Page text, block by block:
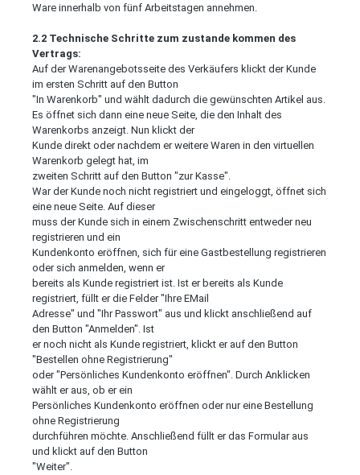
Ware innerhalb von fünf Arbeitstagen annehmen.
2.2 Technische Schritte zum zustande kommen des
Vertrags:
Auf der Warenangebotsseite des Verkäufers klickt der Kunde
im ersten Schritt auf den Button
"In Warenkorb" und wählt dadurch die gewünschten Artikel aus.
Es öffnet sich dann eine neue Seite, die den Inhalt des
Warenkorbs anzeigt. Nun klickt der
Kunde direkt oder nachdem er weitere Waren in den virtuellen
Warenkorb gelegt hat, im
zweiten Schritt auf den Button "zur Kasse".
War der Kunde noch nicht registriert und eingeloggt, öffnet sich
eine neue Seite. Auf dieser
muss der Kunde sich in einem Zwischenschritt entweder neu
registrieren und ein
Kundenkonto eröffnen, sich für eine Gastbestellung registrieren
oder sich anmelden, wenn er
bereits als Kunde registriert ist. Ist er bereits als Kunde
registriert, füllt er die Felder "Ihre EMail
Adresse" und "Ihr Passwort" aus und klickt anschließend auf
den Button "Anmelden". Ist
er noch nicht als Kunde registriert, klickt er auf den Button
"Bestellen ohne Registrierung"
oder "Persönliches Kundenkonto eröffnen". Durch Anklicken
wählt er aus, ob er ein
Persönliches Kundenkonto eröffnen oder nur eine Bestellung
ohne Registrierung
durchführen möchte. Anschließend füllt er das Formular aus
und klickt auf den Button
"Weiter".